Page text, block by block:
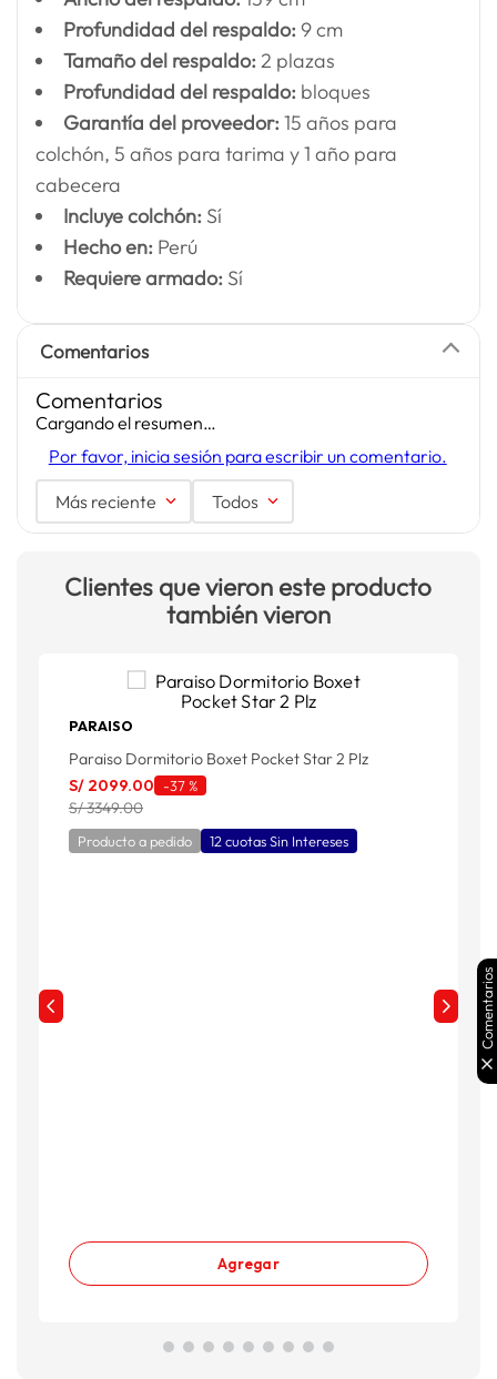
Profundidad del respaldo: 9 cm
Tamaño del respaldo: 2 plazas
Profundidad del respaldo: bloques
Garantía del proveedor: 15 años para
colchón, 5 años para tarima y 1 año para
cabecera
Incluye colchón: Sí
Hecho en: Perú
Requiere armado: Sí
Comentarios
Comentarios
Cargando el resumen…
Por favor, inicia sesión para escribir un comentario.
Más reciente Todos
Clientes que vieron este producto
también vieron
PARAISO
Paraiso Dormitorio Boxet Pocket Star 2 Plz
S/ 2099.00 -37 %
S/ 3349.00
Producto a pedido 12 cuotas Sin Intereses
Agregar
Comentarios